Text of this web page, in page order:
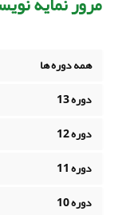
همه دوره ها
دوره 13
دوره 12
دوره 11
دوره 10